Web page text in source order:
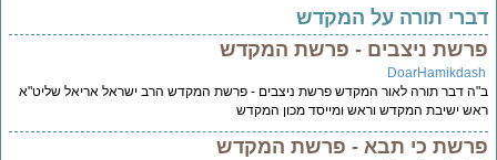
תורה על המקדש
ניצבים - פרשת המקדש
דבר תורה לאור המקדש פרשת ניצבים - פרשת המקדש הרב ישראל אריאל שליט"א
ישיבת המקדש וראש ומייסד מכון המקדש
כי תבא - פרשת המקדש